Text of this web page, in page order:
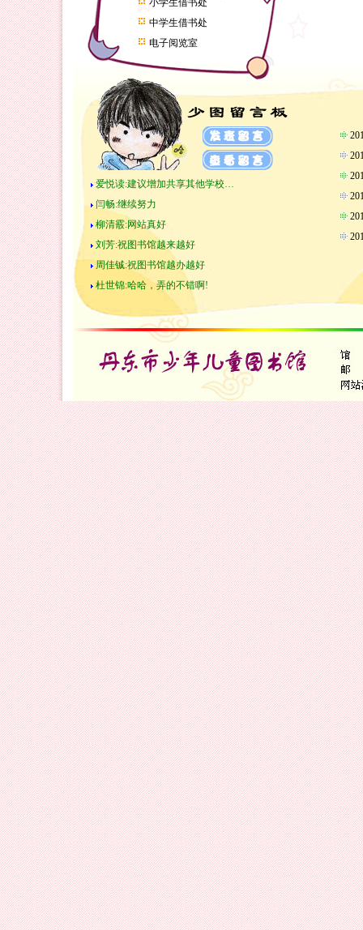
小学生借书处
中学生借书处
电子阅览室
爱悦读:建议增加共享其他学校…
闫畅:继续努力
柳清霰:网站真好
刘芳:祝图书馆越来越好
周佳铖:祝图书馆越办越好
杜世锦:哈哈，弄的不错啊!